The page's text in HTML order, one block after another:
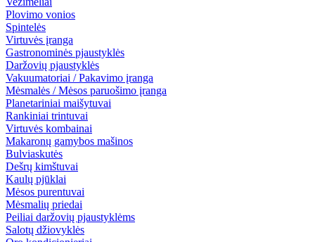
Plovimo vonios
Spintelės
Virtuvės įranga
Gastronominės pjaustyklės
Daržovių pjaustyklės
Vakuumatoriai / Pakavimo įranga
Mėsmalės / Mėsos paruošimo įranga
Planetariniai maišytuvai
Rankiniai trintuvai
Virtuvės kombainai
Makaronų gamybos mašinos
Bulviaskutės
Dešrų kimštuvai
Kaulų pjūklai
Mėsos purentuvai
Mėsmalių priedai
Peiliai daržovių pjaustyklėms
Salotų džiovyklės